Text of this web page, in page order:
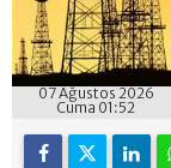
07 Ağustos 2026
Cuma 01:52